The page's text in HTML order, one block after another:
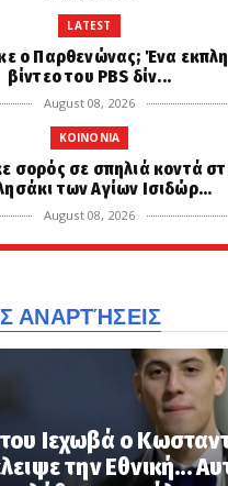
LATEST
ο Παρθενώνας; Ένα
βίντεο του PBS δίν...
August 08, 2026
KOINONIA
σορός σε σπηλιά κοντά
των Αγίων Ισιδώρ...
August 08, 2026
FAVORI
August 08, 2026
καθόλου κακή ιδέα... «Η
πρέπει να καταρρίπτ...
August 08, 2026
LATEST
ΑΝΑΡΤΉΣΕΙΣ
Ιεχωβά ο
την Εθνική...